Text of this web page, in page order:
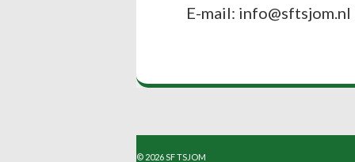
E-mail: info@sftsjom.nl
© 2026 SF TSJOM